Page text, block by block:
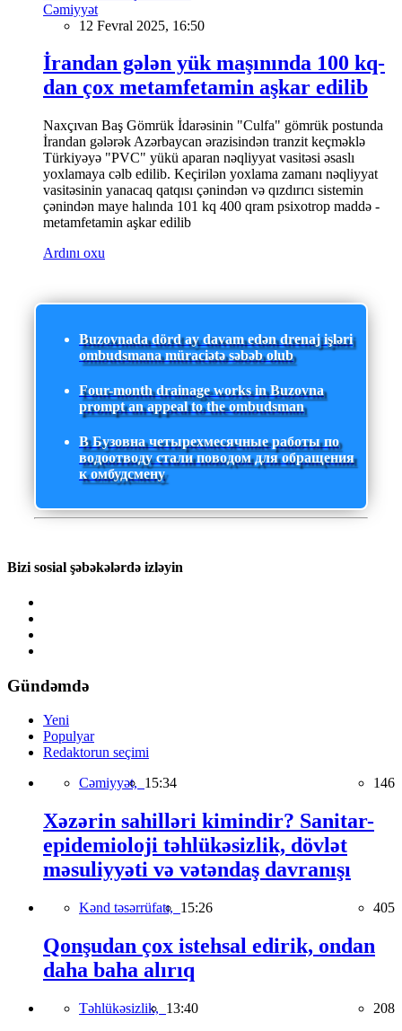
Cəmiyyət
12 Fevral 2025, 16:50
İrandan gələn yük maşınında 100 kq-
dan çox metamfetamin aşkar edilib
Naxçıvan Baş Gömrük İdarəsinin "Culfa" gömrük postunda
İrandan gələrək Azərbaycan ərazisindən tranzit keçməklə
Türkiyəyə "PVC" yükü aparan nəqliyyat vasitəsi əsaslı
yoxlamaya cəlb edilib. Keçirilən yoxlama zamanı nəqliyyat
vasitəsinin yanacaq qatqısı çənindən və qızdırıcı sistemin
çənindən maye halında 101 kq 400 qram psixotrop maddə -
metamfetamin aşkar edilib
Ardını oxu
Buzovnada dörd ay davam edən drenaj işləri
ombudsmana müraciətə səbəb olub
Four-month drainage works in Buzovna
prompt an appeal to the ombudsman
В Бузовна четырехмесячные работы по
водоотводу стали поводом для обращения
к омбудсмену
Bizi sosial şəbəkələrdə izləyin
Gündəmdə
Yeni
Populyar
Redaktorun seçimi
Cəmiyyət, 15:34 146
Xəzərin sahilləri kimindir? Sanitar-
epidemioloji təhlükəsizlik, dövlət
məsuliyyəti və vətəndaş davranışı
Kənd təsərrüfatı, 15:26 405
Qonşudan çox istehsal edirik, ondan
daha baha alırıq
Təhlükəsizlik, 13:40 208